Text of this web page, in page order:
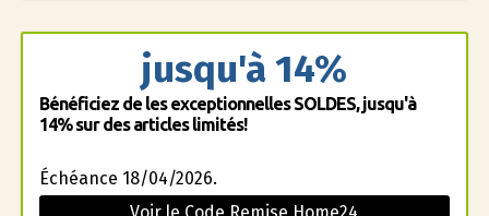
jusqu'à 14%
Bénéficiez de les exceptionnelles SOLDES, jusqu'à
14% sur des articles limités!
Échéance 18/04/2026.